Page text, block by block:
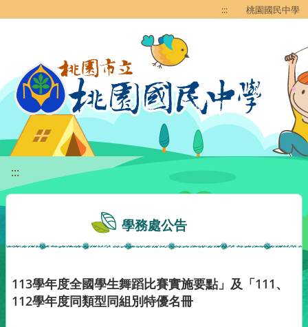
::: 桃園國民中學
:::
學務處公告
113學年度全國學生舞蹈比賽實施要點」及「111、
112學年度同類型同組別特優名冊